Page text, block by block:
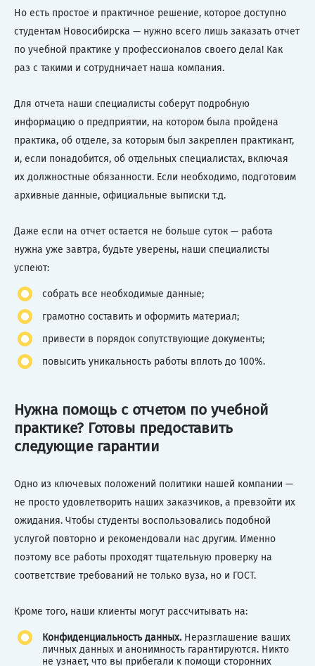
Но есть простое и практичное решение, которое доступно
студентам Новосибирска — нужно всего лишь заказать отчет
по учебной практике у профессионалов своего дела! Как
раз с такими и сотрудничает наша компания.
Для отчета наши специалисты соберут подробную
информацию о предприятии, на котором была пройдена
практика, об отделе, за которым был закреплен практикант,
и, если понадобится, об отдельных специалистах, включая
их должностные обязанности. Если необходимо, подготовим
архивные данные, официальные выписки т.д.
Даже если на отчет остается не больше суток — работа
нужна уже завтра, будьте уверены, наши специалисты
успеют:
собрать все необходимые данные;
грамотно составить и оформить материал;
привести в порядок сопутствующие документы;
повысить уникальность работы вплоть до 100%.
Нужна помощь с отчетом по учебной
практике? Готовы предоставить
следующие гарантии
Одно из ключевых положений политики нашей компании —
не просто удовлетворить наших заказчиков, а превзойти их
ожидания. Чтобы студенты воспользовались подобной
услугой повторно и рекомендовали нас другим. Именно
поэтому все работы проходят тщательную проверку на
соответствие требований не только вуза, но и ГОСТ.
Кроме того, наши клиенты могут рассчитывать на:
Конфиденциальность данных. Неразглашение ваших
личных данных и анонимность гарантируются. Никто
не узнает, что вы прибегали к помощи сторонних